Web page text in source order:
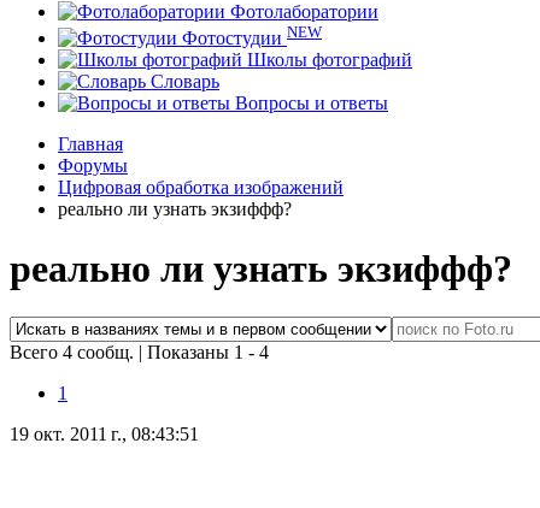
Фотолаборатории
Фотостудии NEW
Школы фотографий
Словарь
Вопросы и ответы
Главная
Форумы
Цифровая обработка изображений
реально ли узнать экзиффф?
реально ли узнать экзиффф?
Всего 4 сообщ. | Показаны 1 - 4
1
19 окт. 2011 г., 08:43:51